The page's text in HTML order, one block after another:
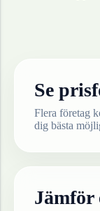
Se
Flera företag
dig bästa
Jämför